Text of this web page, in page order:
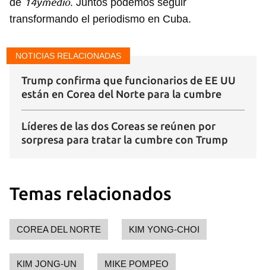
Guardar como favorito
iniciar sesión con tu cuenta de 14ymedio.
INICIAR SESIÓN
de
. Juntos podemos seguir
transformando el periodismo en Cuba.
NOTICIAS RELACIONADAS
Trump confirma que funcionarios de EE UU
están en Corea del Norte para la cumbre
Líderes de las dos Coreas se reúnen por
sorpresa para tratar la cumbre con Trump
Temas relacionados
COREA DEL NORTE KIM YONG-CHOI
KIM JONG-UN MIKE POMPEO